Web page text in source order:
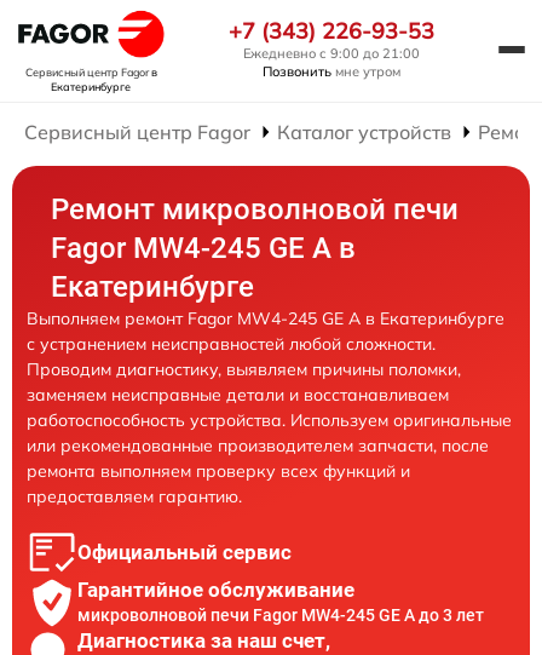
Сервисный центр Fagorв
Екатеринбурге
+7 (343) 226-93-53
Ежедневно с 9:00 до 21:00
Позвонить мне утром
Сервисный центр Fagor Каталог устройств
Ремонт микроволновой печи
Fagor MW4-245 GE A в
Екатеринбурге
Выполняем ремонт Fagor MW4-245 GE A в Екатеринбурге
с устранением неисправностей любой сложности.
Проводим диагностику, выявляем причины поломки,
заменяем неисправные детали и восстанавливаем
работоспособность устройства. Используем оригинальные
или рекомендованные производителем запчасти, после
ремонта выполняем проверку всех функций и
предоставляем гарантию.
Официальный сервис
Гарантийное обслуживание
микроволновой печи Fagor MW4-245 GE A до 3 лет
Диагностика за наш счет,